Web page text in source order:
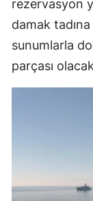
rezervasyon
damak
sunumlarla
parçası